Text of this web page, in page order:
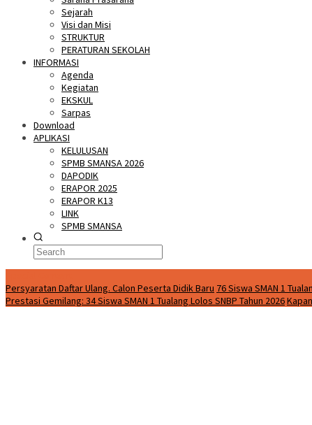
Sejarah
Visi dan Misi
STRUKTUR
PERATURAN SEKOLAH
INFORMASI
Agenda
Kegiatan
EKSKUL
Sarpas
Download
APLIKASI
KELULUSAN
SPMB SMANSA 2026
DAPODIK
ERAPOR 2025
ERAPOR K13
LINK
SPMB SMANSA
Persyaratan Daftar Ulang. Calon Peserta Didik Baru 76 Siswa SMAN 1
Prestasi Gemilang: 34 Siswa SMAN 1 Tualang Lolos SNBP Tahun 2026